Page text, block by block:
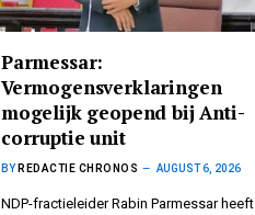
Parmessar:
Vermogensverklaringen
mogelijk geopend bij Anti-
corruptie unit
BY REDACTIE CHRONOS AUGUST 6, 2026
NDP-fractieleider Rabin Parmessar heeft